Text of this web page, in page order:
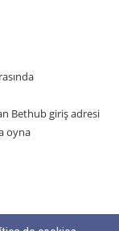
Bethub giriş adresi
oyna